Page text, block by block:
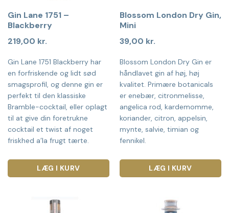
Gin Lane 1751 –
Blackberry
219,00 kr.
Gin Lane 1751 Blackberry har
en forfriskende og lidt sød
smagsprofil, og denne gin er
perfekt til den klassiske
Bramble-cocktail, eller oplagt
til at give din foretrukne
cocktail et twist af noget
friskhed a’la frugt tærte.
LÆG I KURV
Blossom London Dry Gin,
Mini
39,00 kr.
Blossom London Dry Gin er
håndlavet gin af høj, høj
kvalitet. Primære botanicals
er enebær, citronmelisse,
angelica rod, kardemomme,
koriander, citron, appelsin,
mynte, salvie, timian og
fennikel.
LÆG I KURV